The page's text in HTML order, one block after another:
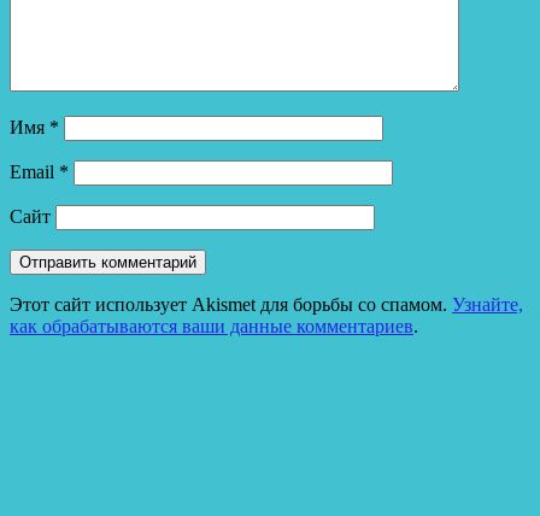
Имя *
Email *
Сайт
Этот сайт использует Akismet для борьбы со спамом. Узнайте,
как обрабатываются ваши данные комментариев.